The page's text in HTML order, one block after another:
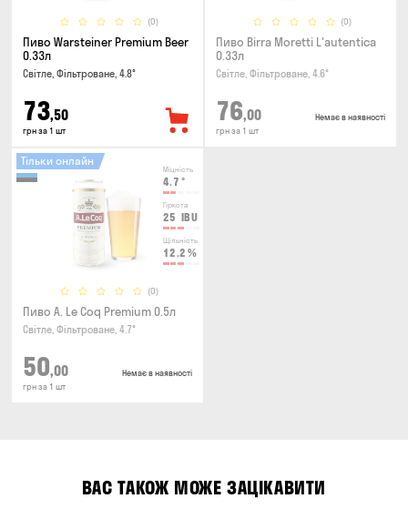
(0)
Пиво Warsteiner Premium Beer
0.33л
Світле, Фільтроване, 4.8°
73,50
грн за 1 шт
(0)
Пиво Birra Moretti L'autentica
0.33л
Світле, Фільтроване, 4.6°
76,00
грн за 1 шт
Немає в наявності
Міцність
4.7 °
Гіркота
25 IBU
Щільність
12.2 %
(0)
Тільки онлайн
Пиво A. Le Coq Premium 0.5л
Світле, Фільтроване, 4.7°
50,00
грн за 1 шт
Немає в наявності
ВАС ТАКОЖ МОЖЕ ЗАЦІКАВИТИ